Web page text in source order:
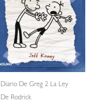
Diario De Greg 2 La Ley
De Rodrick